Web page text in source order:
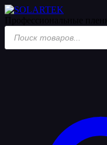
Поиск
товаров